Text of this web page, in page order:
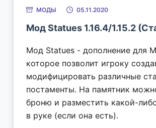
МОДЫ 05.11.2020
Мод Statues 1.16.4/1.15.2
Мод Statues - дополнение для
которое позволит игроку
модифицировать различные
постаменты. На памятник
броню и разместить какой-
в руке (если она есть).